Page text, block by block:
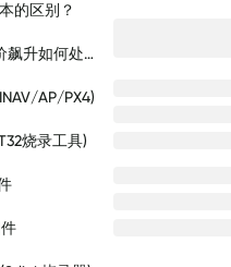
的区别？
前言：免费券无法用/打板价飙升如何处理？
AP/PX4)
烧录工具)